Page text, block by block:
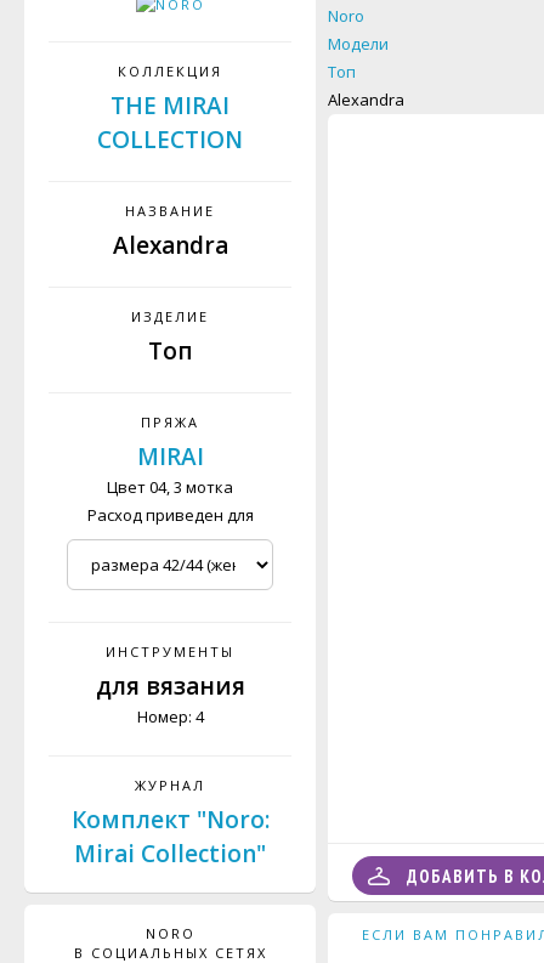
КОЛЛЕКЦИЯ
THE MIRAI
COLLECTION
НАЗВАНИЕ
Alexandra
ИЗДЕЛИЕ
Топ
ПРЯЖА
MIRAI
Цвет 04, 3 мотка
Расход приведен для
ИНСТРУМЕНТЫ
для вязания
Номер: 4
ЖУРНАЛ
Комплект "Noro:
Mirai Collection"
NORO
В СОЦИАЛЬНЫХ СЕТЯХ
Noro
Модели
Топ
Alexandra
ДОБАВИТЬ В
ЕСЛИ ВАМ